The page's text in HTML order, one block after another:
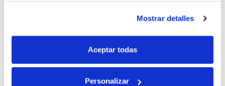
Mostrar detalles
Aceptar todas
Personalizar
Si, he leído y acepto la política de protección de datos.